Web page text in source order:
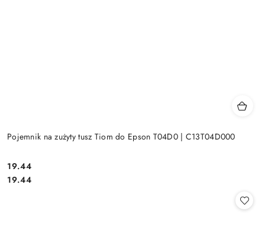
Pojemnik na zużyty tusz Tiom do Epson T04D0 | C13T04D000
Cena:
19.44
Cena:
19.44